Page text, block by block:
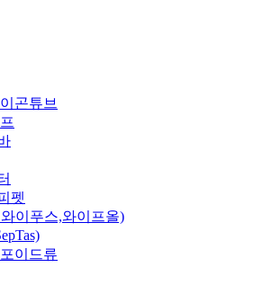
곤튜브
펫
이푸스,와이프올)
이드류